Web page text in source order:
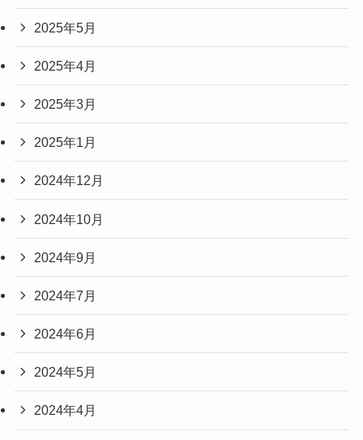
2025年5月
2025年4月
2025年3月
2025年1月
2024年12月
2024年10月
2024年9月
2024年7月
2024年6月
2024年5月
2024年4月